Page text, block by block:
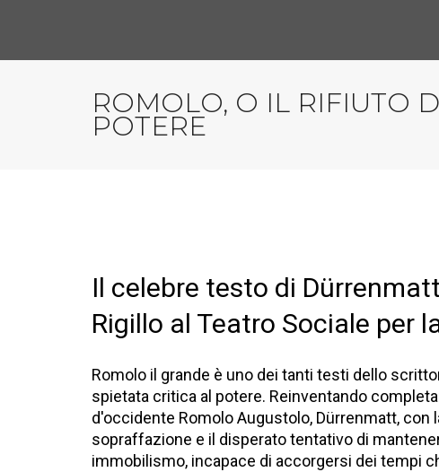
ROMOLO, O IL RIFIUTO
POTERE
Il celebre testo di
Rigillo al Teatro Sociale per
Romolo il grande è uno dei tanti testi dello
spietata critica al potere. Reinventando
d'occidente Romolo Augustolo, Dürrenmatt, con
sopraffazione e il disperato tentativo di
immobilismo, incapace di accorgersi dei tempi